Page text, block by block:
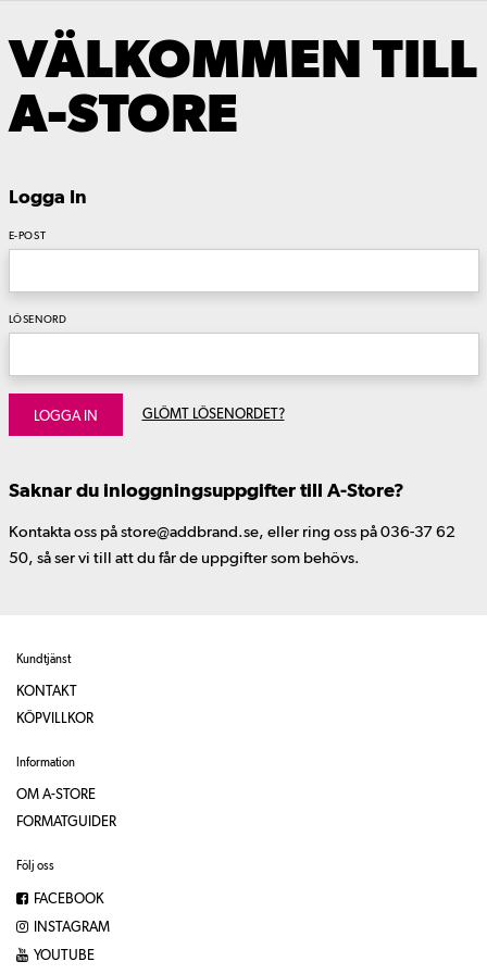
VÄLKOMMEN TILL
A-STORE
Logga In
E-POST
LÖSENORD
LOGGA IN GLÖMT LÖSENORDET?
Saknar du inloggningsuppgifter till A-Store?
Kontakta oss på store@addbrand.se, eller ring oss på 036-37 62
50, så ser vi till att du får de uppgifter som behövs.
Kundtjänst
KONTAKT
KÖPVILLKOR
Information
OM A-STORE
FORMATGUIDER
Följ oss
FACEBOOK
INSTAGRAM
YOUTUBE